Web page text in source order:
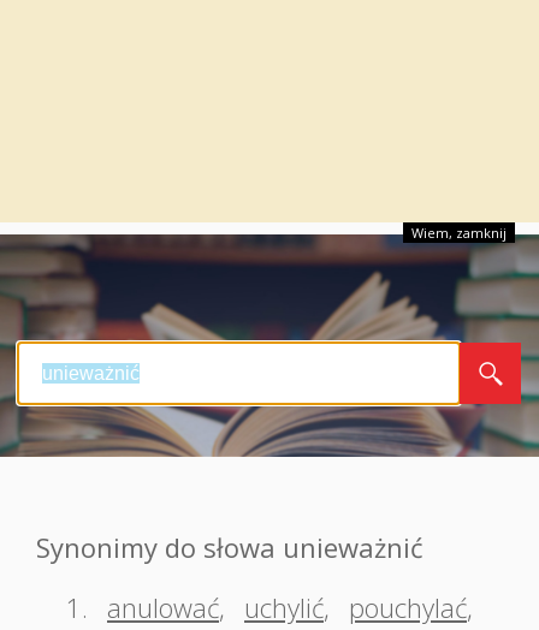
Wiem, zamknij
Synonimy do słowa unieważnić
1.
anulować, uchylić, pouchylać,